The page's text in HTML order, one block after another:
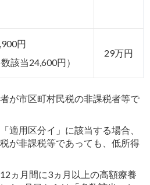
円
該当24,600円）
29万円
が市区町村民税の非課税者等で
適用区分イ」に該当する場合、
が非課税等であっても、低所得
ヵ月間に3ヵ月以上の高額療養